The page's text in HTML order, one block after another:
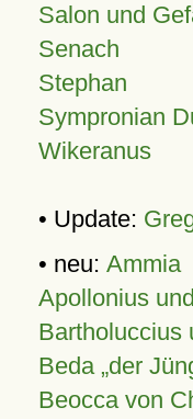
Salon und
Senach
Stephan
Sympronian
Wikeranus
• Update:
• neu: Ammia
Apollonius
Bartholuccius
Beda „der
Beocca von